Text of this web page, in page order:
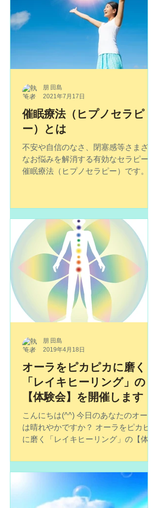
催眠療法（ヒプノセラピ
ー）とは
不安や自信のなさ、閉塞感等さまざま
朋 田島
2021年7月17日
オーラをピカピカに磨く
「レイキヒーリング」の
【体験会】を開催します
こんにちは(^^) 今日のあなたのオーラ
会】を開催します。 １時間の体験会の
中で、実際にレイキヒーリングもさせ
ていただきます。 ご興味のある方はぜ
朋 田島
2019年4月18日